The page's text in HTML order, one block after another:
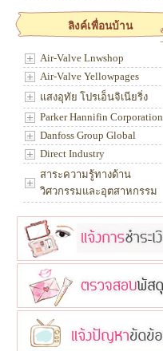
ลิงค์เพื่อนบ้าน
Air-Valve Lnwshop
Air-Valve Yellowpages
แสงอุทัย โปรเอ็นจิเนียริ่ง
Parker Hannifin Corporation
Danfoss Group Global
Direct Industry
สาระความรู้ทางด้าน
วิศวกรรมและอุตสาหกรรม